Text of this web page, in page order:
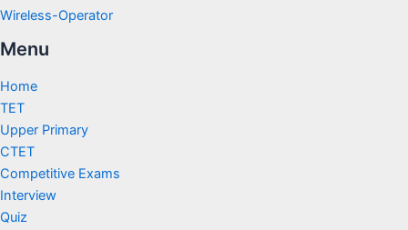
Wireless-Operator
Menu
Home
TET
Upper Primary
CTET
Competitive Exams
Interview
Quiz